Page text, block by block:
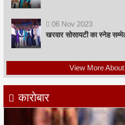
06 Nov 2023
खरवार सोसायटी का स्नेह
View More
कारोबार